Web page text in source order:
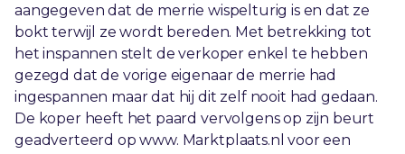
aangegeven dat de merrie wispelturig is en dat ze
bokt terwijl ze wordt bereden. Met betrekking tot
het inspannen stelt de verkoper enkel te hebben
gezegd dat de vorige eigenaar de merrie had
ingespannen maar dat hij dit zelf nooit had gedaan.
De koper heeft het paard vervolgens op zijn beurt
geadverteerd op www. Marktplaats.nl voor een